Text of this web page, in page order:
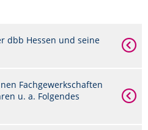
dbb Hessen und seine
Fachgewerkschaften
u. a. Folgendes